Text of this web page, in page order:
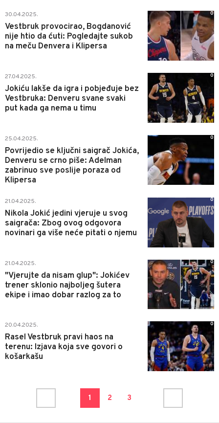
30.04.2025.
Vestbruk provocirao, Bogdanović
nije htio da ćuti: Pogledajte sukob
na meču Denvera i Klipersa
0
27.04.2025.
Jokiću lakše da igra i pobjeđuje bez
Vestbruka: Denveru svane svaki
put kada ga nema u timu
0
25.04.2025.
Povrijedio se ključni saigrač Jokića,
Denveru se crno piše: Adelman
zabrinuo sve poslije poraza od
Klipersa
0
21.04.2025.
Nikola Jokić jedini vjeruje u svog
saigrača: Zbog ovog odgovora
novinari ga više neće pitati o njemu
0
21.04.2025.
"Vjerujte da nisam glup": Jokićev
trener sklonio najboljeg šutera
ekipe i imao dobar razlog za to
0
20.04.2025.
Rasel Vestbruk pravi haos na
terenu: Izjava koja sve govori o
košarkašu
0
1 2 3